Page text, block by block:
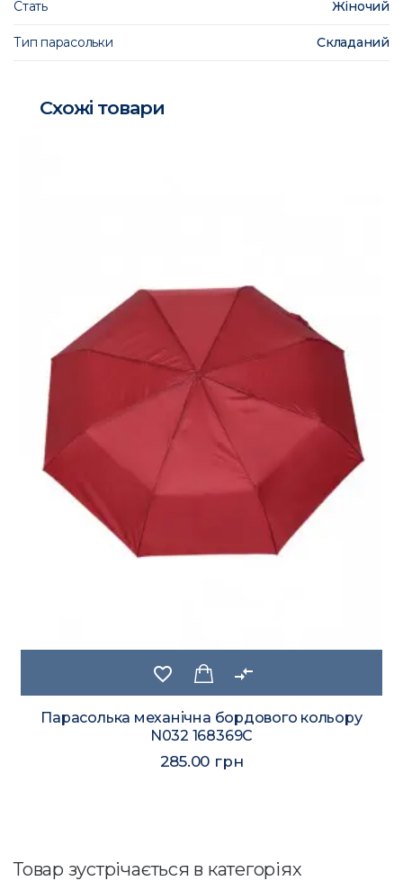
Стать Жіночий
Тип парасольки Складаний
Схожі товари
favorite_border compare_arrows
Парасолька механічна бордового кольору
N032 168369C
285.00 грн
Товар зустрічається в категоріях